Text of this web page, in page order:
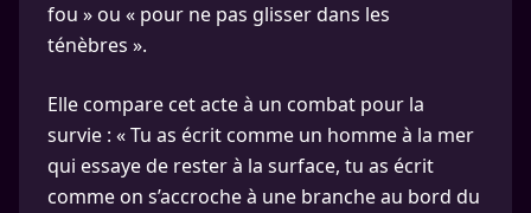
fou » ou « pour ne pas glisser dans les
ténèbres ».
Elle compare cet acte à un combat pour la
survie : « Tu as écrit comme un homme à la mer
qui essaye de rester à la surface, tu as écrit
comme on s’accroche à une branche au bord du